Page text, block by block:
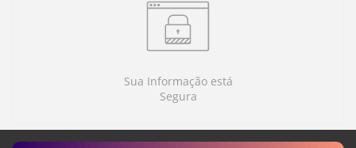
Sua Informação está
Segura